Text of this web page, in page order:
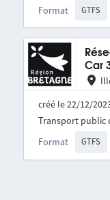
Format GTFS
Car
créé le 22/12/
Format GTFS
Transport public